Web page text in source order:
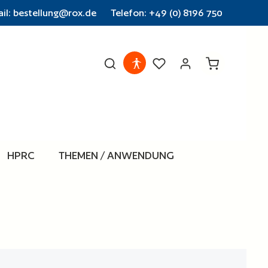
bestellung@rox.de Telefon: +49 (0) 8196 750
Warenkorb
HPRC THEMEN / ANWENDUNG